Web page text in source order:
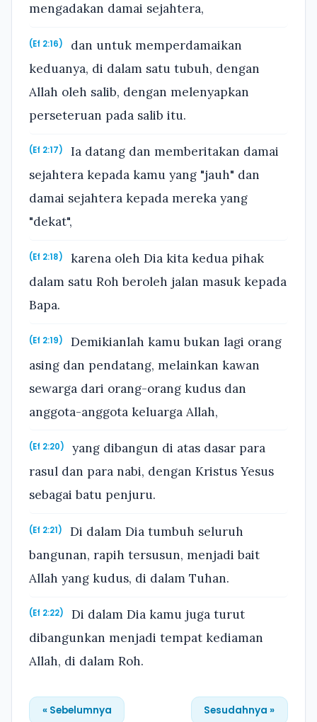
mengadakan damai sejahtera,
(Ef 2:16)
dan untuk memperdamaikan
keduanya, di dalam satu tubuh, dengan
Allah oleh salib, dengan melenyapkan
perseteruan pada salib itu.
(Ef 2:17)
Ia datang dan memberitakan damai
sejahtera kepada kamu yang "jauh" dan
damai sejahtera kepada mereka yang
"dekat",
(Ef 2:18)
karena oleh Dia kita kedua pihak
dalam satu Roh beroleh jalan masuk kepada
Bapa.
(Ef 2:19)
Demikianlah kamu bukan lagi orang
asing dan pendatang, melainkan kawan
sewarga dari orang-orang kudus dan
anggota-anggota keluarga Allah,
(Ef 2:20)
yang dibangun di atas dasar para
rasul dan para nabi, dengan Kristus Yesus
sebagai batu penjuru.
(Ef 2:21)
Di dalam Dia tumbuh seluruh
bangunan, rapih tersusun, menjadi bait
Allah yang kudus, di dalam Tuhan.
(Ef 2:22)
Di dalam Dia kamu juga turut
dibangunkan menjadi tempat kediaman
Allah, di dalam Roh.
« Sebelumnya Sesudahnya »